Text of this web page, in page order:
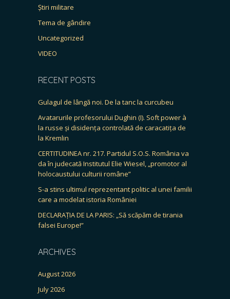
Știri militare
Tema de gândire
Uncategorized
VIDEO
RECENT POSTS
Gulagul de lângă noi. De la tanc la curcubeu
Avatarurile profesorului Dughin (I). Soft power à
la russe și disidența controlată de caracatița de
la Kremlin
CERTITUDINEA nr. 217. Partidul S.O.S. România va
da în judecată Institutul Elie Wiesel, „promotor al
holocaustului culturii române”
S-a stins ultimul reprezentant politic al unei familii
care a modelat istoria României
DECLARAȚIA DE LA PARIS: „Să scăpăm de tirania
falsei Europe!”
ARCHIVES
August 2026
July 2026